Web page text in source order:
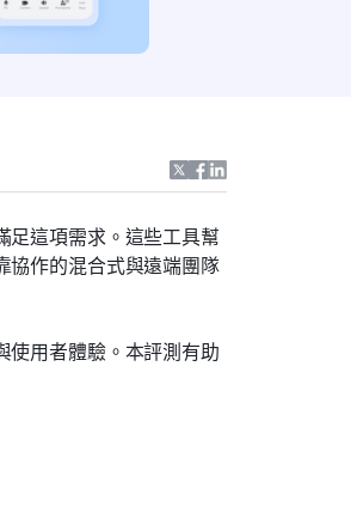
足這項需求。這些工具幫
協作的混合式與遠端團隊
使用者體驗。本評測有助